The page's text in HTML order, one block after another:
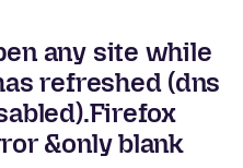
any site while
refreshed (dns
&only blank